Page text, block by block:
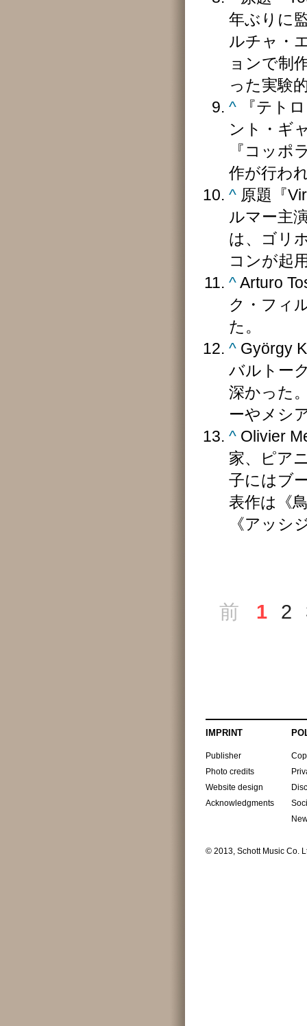
年ぶりに
ルチャ・
ョンで制
った実験
^ 『テト
ント・ギ
『コッポ
作が行わ
^ 原題『
ルマー主
は、ゴリ
コンが起
^Arturo
ク・フィ
た。
^ György
バルトー
深かった
ーやメシ
^ Olivier
家、ピア
子にはブ
表作は《
《アッシ
前 1 2
IMPRINT
Publisher
Photo credits
Website design
Acknowledgments
© 2013, Schott Music Co.